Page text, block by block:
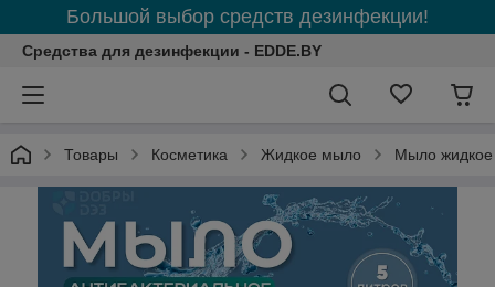
Большой выбор средств дезинфекции!
Средства для дезинфекции - EDDE.BY
Товары Косметика Жидкое мыло Мыло жидкое